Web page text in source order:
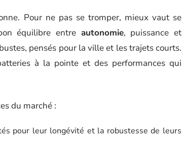
Pour ne pas se tromper, mieux vaut se
équilibre entre autonomie, puissance et
pensés pour la ville et les trajets courts.
à la pointe et des performances qui
du marché :
pour leur longévité et la robustesse de leurs